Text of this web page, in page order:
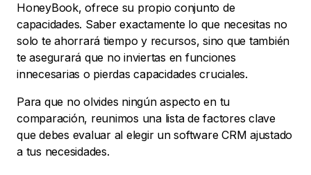
HoneyBook, ofrece su propio conjunto de
capacidades. Saber exactamente lo que necesitas no
solo te ahorrará tiempo y recursos, sino que también
te asegurará que no inviertas en funciones
innecesarias o pierdas capacidades cruciales.
Para que no olvides ningún aspecto en tu
comparación, reunimos una lista de factores clave
que debes evaluar al elegir un software CRM ajustado
a tus necesidades.